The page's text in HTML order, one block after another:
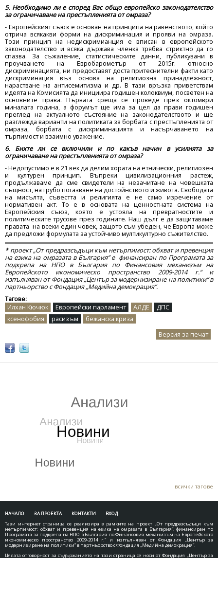
5. Необходимо ли е според Вас общо европейско законодателство
за ограничаване на престъпленията от омраза?
- Европейският съюз е основан на принципа на равенството, който
отрича всякакви форми на дискриминация и прояви на омраза.
Този принцип на недискримианция е вписан в европейското
законодателство и всяка държава членка трябва стриктно да го
спазва. За съжаление, статистическите данни, публикувани в
проучването на Евробарометър от 2015г. относно
дискриминацията, ни предоставят доста притеснителни факти като
дискриминация въз основа на религиозна принадлежност,
нарастване на антисемитизма и др. В тази връзка приветствам
идеята на Комисията да инициира годишен колоквиум, посветен на
основните права. Първата среща се проведе през октомври
миналата година, а форумът ще има за цел да прави годишен
преглед на актуалното състояние на законодателството и ще
разглежда варианти на политиката за борбата с престъпленията от
омраза, борбата с дискриминацията и насърчаването на
търпимост и взаимно уважение.
6. Бихте ли се включили и по какъв начин в усилията за
ограничаване на престъпленията от омраза?
- Недопустимо е в 21 век да делим хората на етнически, религиозен
и културен принцип. Въпреки цивилизационния растеж,
продължаваме да сме свидетели на незачитане на човешката
същност, на грубо погазване на достойнството и живота. Свободата
на мисълта, съвестта и религията е не само изречение от
нормативен акт. То е в основата на ценностната система на
Европейския съюз, която е устояла на превратностите и
политическите трусове през годините. Наш дълг е да защитаваме
правата на всеки един човек, защото съм убеден, че Европа може
да предложи формулата за устойчиво мултикултурно съжителство.
* проект „От предразсъдъци към нетърпимост: обхват и превенция
на езика на омразата в България” e финансиран по Програмата за
подкрепа на НПО в България по Финансовия механизъм на
Европейското икономическо пространство 2009-2014 г.“ и
изпълняван от Фондация „Център за модернизиране на политики” в
партньорство с Фондация „Медийна демокрация”.
Тагове:
Илхан Кючюк
Европейски парламент АЛДЕ
ДПС
ксенофобия
расизъм
бежанска криза
Версия за печат
всички тагове
НАЧАЛО ЗА ПРОЕКТА КОНТАКТИ
ВХОД
Тази интернет страница се реализира в рамките на проект „От предразсъдъци към
нетърпимост: обхват и превенция на езика на омразата в България”, финансиран по
Програмата за подкрепа на НПО в България по Финансовия механизъм на Европейското
икономическо пространство 2009-2014 г.“ и изпълняван от Фондация „Център за
модернизиране на политики” в партньорство с Фондация „Медийна демокрация”.
Цялата отговорност за съдържанието на тази страница се носи от Фондация „Център за